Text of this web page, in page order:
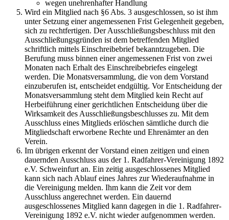
wegen unehrenhafter Handlung
Wird ein Mitglied nach §6 Abs. 3 ausgeschlossen, so ist ihm
unter Setzung einer angemessenen Frist Gelegenheit gegeben,
sich zu rechtfertigen. Der Ausschließungsbeschluss mit den
Ausschließungsgründen ist dem betreffenden Mitglied
schriftlich mittels Einschreibebrief bekanntzugeben. Die
Berufung muss binnen einer angemessenen Frist von zwei
Monaten nach Erhalt des Einschreibebriefes eingelegt
werden. Die Monatsversammlung, die von dem Vorstand
einzuberufen ist, entscheidet endgültig. Vor Entscheidung der
Monatsversammlung steht dem Mitglied kein Recht auf
Herbeiführung einer gerichtlichen Entscheidung über die
Wirksamkeit des Ausschließungsbeschlusses zu. Mit dem
Ausschluss eines Mitglieds erlöschen sämtliche durch die
Mitgliedschaft erworbene Rechte und Ehrenämter an den
Verein.
Im übrigen erkennt der Vorstand einen zeitigen und einen
dauernden Ausschluss aus der 1. Radfahrer-Vereinigung 1892
e.V. Schweinfurt an. Ein zeitig ausgeschlossenes Mitglied
kann sich nach Ablauf eines Jahres zur Wiederaufnahme in
die Vereinigung melden. Ihm kann die Zeit vor dem
Ausschluss angerechnet werden. Ein dauernd
ausgeschlossenes Mitglied kann dagegen in die 1. Radfahrer-
Vereinigung 1892 e.V. nicht wieder aufgenommen werden.